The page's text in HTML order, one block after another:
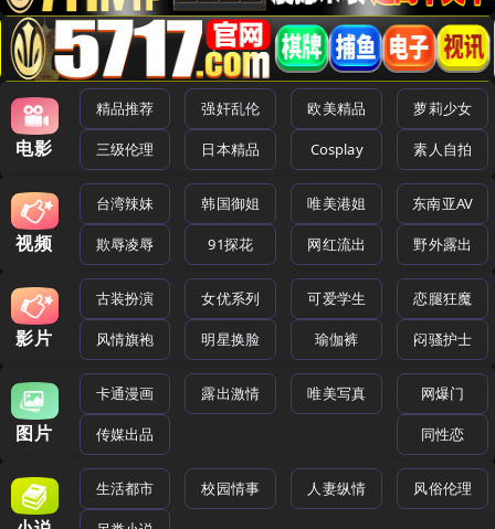
电影
精品推荐 强奸乱伦 欧美精品 萝莉少女
三级伦理 日本精品 Cosplay 素人自拍
视频
台湾辣妹 韩国御姐 唯美港姐 东南亚AV
欺辱凌辱 91探花 网红流出 野外露出
影片
古装扮演 女优系列 可爱学生 恋腿狂魔
风情旗袍 明星换脸 瑜伽裤 闷骚护士
图片
卡通漫画 露出激情 唯美写真 网爆门
传媒出品 同性恋
生活都市 校园情事 人妻纵情 风俗伦理